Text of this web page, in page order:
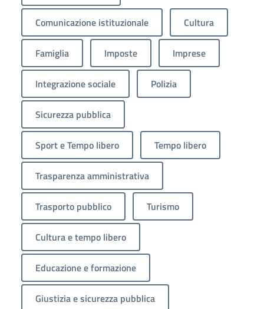
Comunicazione istituzionale Cultura
Famiglia Imposte Imprese
Integrazione sociale Polizia
Sicurezza pubblica
Sport e Tempo libero Tempo libero
Trasparenza amministrativa
Trasporto pubblico Turismo
Cultura e tempo libero
Educazione e formazione
Giustizia e sicurezza pubblica